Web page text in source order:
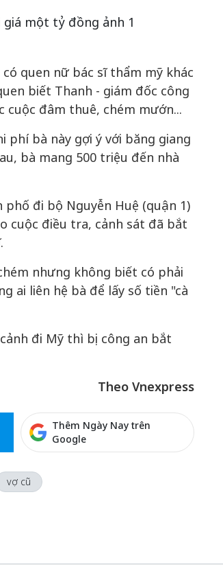
quen nữ bác sĩ thẩm mỹ khác
biết Thanh - giám đốc công
cuộc đâm thuê, chém mướn...
phí bà này gợi ý với băng giang
bà mang 500 triệu đến nhà
đi bộ Nguyễn Huệ (quận 1)
cuộc điều tra, cảnh sát đã bắt
nhưng không biết có phải
ai liên hệ bà để lấy số tiền "cà
đi Mỹ thì bị công an bắt
Theo Vnexpress
Thêm Ngày Nay trên
Google
vợ cũ
năm Việt Nam gia
UNESCO: Khơi
hình vị thế kiến
| Kỳ 4: Sáng kiến
nên diện mạo mới
50 năm Việt
nhập
định hình vị
tạo | Kỳ 3: